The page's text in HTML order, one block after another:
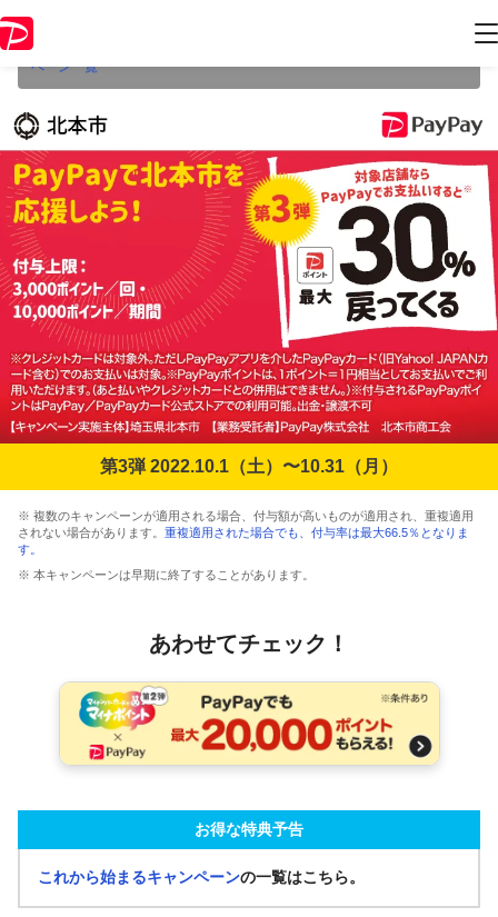
ジ内の情報はキャンペーン終了時点のものになります。
ペーン一覧
第3弾 2022.10.1（土）〜10.31（月）
※ 複数のキャンペーンが適用される場合、付与額が高いものが適用され、重複適用
されない場合があります。 重複適用された場合でも、付与率は最大66.5％となりま
す。
※ 本キャンペーンは早期に終了することがあります。
あわせてチェック！
お得な特典予告
これから始まるキャンペーンの一覧はこちら。